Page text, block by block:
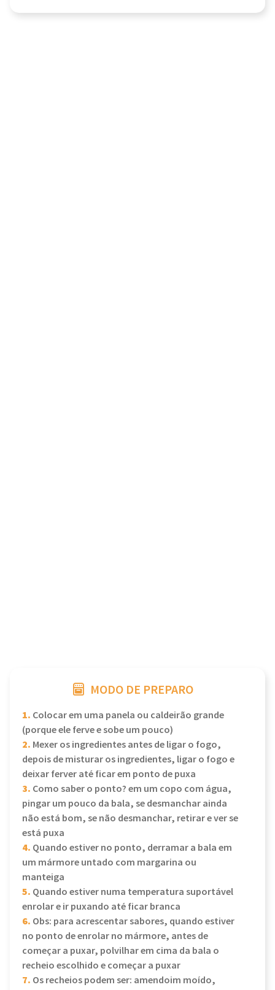
MODO DE PREPARO
1. Colocar em uma panela ou caldeirão grande
(porque ele ferve e sobe um pouco)
2. Mexer os ingredientes antes de ligar o fogo,
depois de misturar os ingredientes, ligar o fogo e
deixar ferver até ficar em ponto de puxa
3. Como saber o ponto? em um copo com água,
pingar um pouco da bala, se desmanchar ainda
não está bom, se não desmanchar, retirar e ver se
está puxa
4. Quando estiver no ponto, derramar a bala em
um mármore untado com margarina ou
manteiga
5. Quando estiver numa temperatura suportável
enrolar e ir puxando até ficar branca
6. Obs: para acrescentar sabores, quando estiver
no ponto de enrolar no mármore, antes de
começar a puxar, polvilhar em cima da bala o
recheio escolhido e começar a puxar
7. Os recheios podem ser: amendoim moído,